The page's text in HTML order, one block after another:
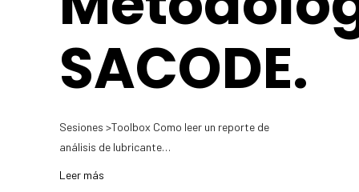
SACODE.
Sesiones >Toolbox Como leer un reporte de
análisis de lubricante…
Leer más